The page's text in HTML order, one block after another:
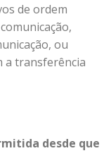
de ordem
ou
a transferência
desde que